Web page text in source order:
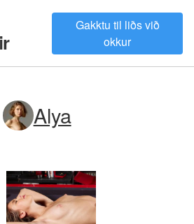
Gakktu til liðs við
okkur
Alya